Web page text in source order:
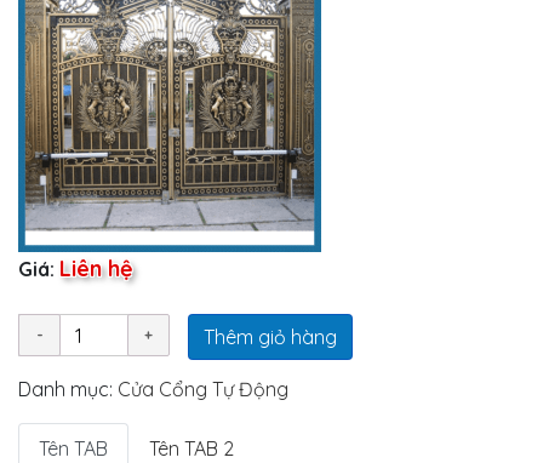
Giá: Liên hệ
Thêm giỏ hàng
Danh mục: Cửa Cổng Tự Động
Tên TAB Tên TAB 2